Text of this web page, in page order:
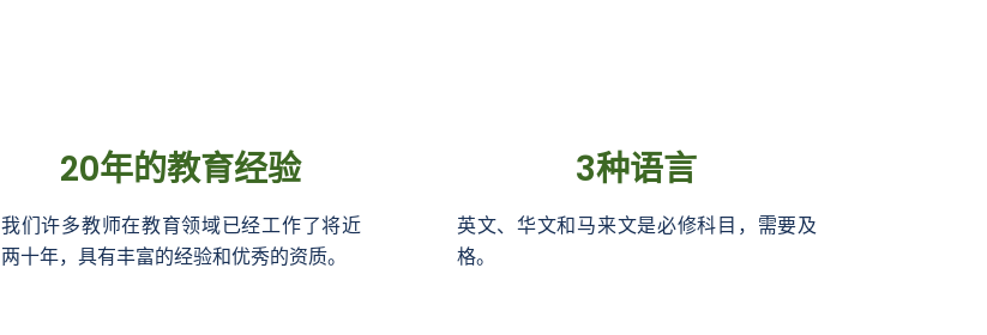
20年的教育经验
我们许多教师在教育领域已经工作了将近
两十年，具有丰富的经验和优秀的资质。
3种语言
英文、华文和马来文是必修科目，需要及
格。